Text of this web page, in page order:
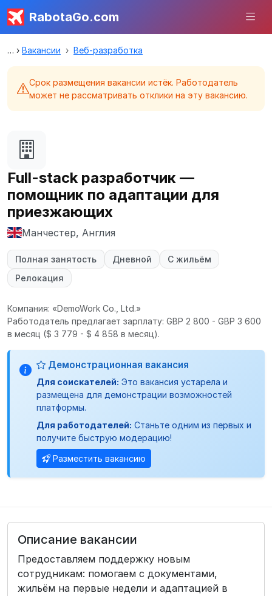
RabotaGo.com
Вакансии Веб-разработка
Срок размещения вакансии истёк. Работодатель
может не рассматривать отклики на эту вакансию.
Full-stack разработчик —
помощник по адаптации для
приезжающих
Манчестер, Англия
Полная занятость Дневной
С жильём
Релокация
Компания: «DemoWork Co., Ltd.»
Работодатель предлагает зарплату: GBP 2 800 - GBP 3 600
в месяц ($ 3 779 - $ 4 858 в месяц).
Демонстрационная вакансия
Для соискателей: Это вакансия устарела и
размещена для демонстрации возможностей
платформы.
Для работодателей: Станьте одним из первых и
получите быструю модерацию!
Разместить вакансию
Описание вакансии
Предоставляем поддержку новым
сотрудникам: помогаем с документами,
жильём на первые недели и адаптацией в